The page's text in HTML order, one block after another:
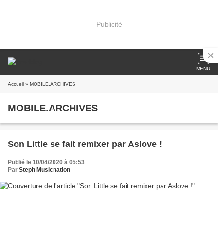
Publicité
MENU
Accueil » MOBILE.ARCHIVES
MOBILE.ARCHIVES
Son Little se fait remixer par Aslove !
Publié le 10/04/2020 à 05:53
Par Steph Musicnation